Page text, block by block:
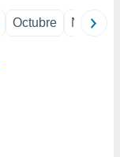
Octubre